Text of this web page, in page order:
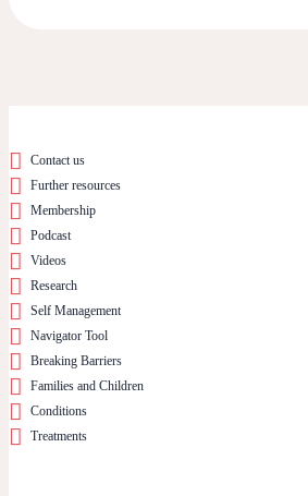
Contact us
Further resources
Membership
Podcast
Videos
Research
Self Management
Navigator Tool
Breaking Barriers
Families and Children
Conditions
Treatments